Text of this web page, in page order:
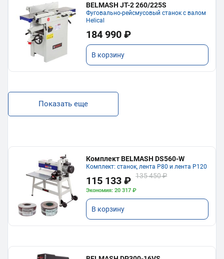
BELMASH JT-2 260/225S
Фуговально-рейсмусовый станок с валом
Helical
184 990 ₽
В корзину
Показать еще
Комплект BELMASH DS560-W
Комплект: станок, лента P80 и лента P120
115 133 ₽ 135 450 ₽
Экономия: 20 317 ₽
В корзину